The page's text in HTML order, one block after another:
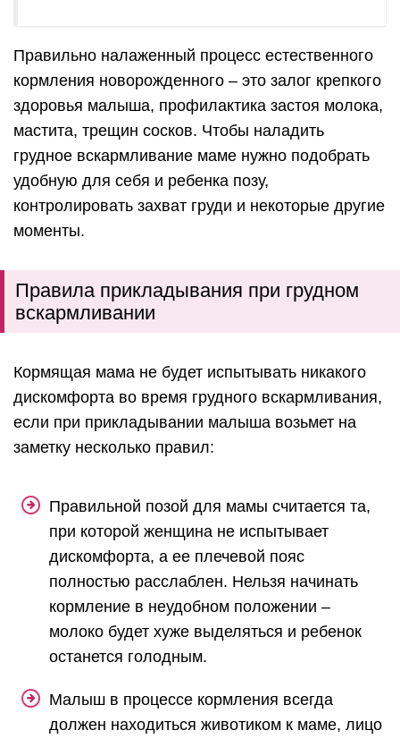
Правильно налаженный процесс естественного
кормления новорожденного – это залог крепкого
здоровья малыша, профилактика застоя молока,
мастита, трещин сосков. Чтобы наладить
грудное вскармливание маме нужно подобрать
удобную для себя и ребенка позу,
контролировать захват груди и некоторые другие
моменты.
Правила прикладывания при грудном
вскармливании
Кормящая мама не будет испытывать никакого
дискомфорта во время грудного вскармливания,
если при прикладывании малыша возьмет на
заметку несколько правил:
Правильной позой для мамы считается та,
при которой женщина не испытывает
дискомфорта, а ее плечевой пояс
полностью расслаблен. Нельзя начинать
кормление в неудобном положении –
молоко будет хуже выделяться и ребенок
останется голодным.
Малыш в процессе кормления всегда
должен находиться животиком к маме, лицо